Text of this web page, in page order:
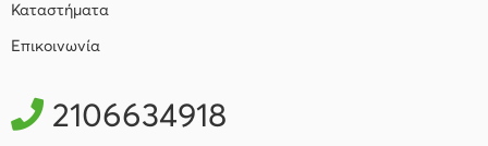
Καταστήματα
Επικοινωνία
2106634918